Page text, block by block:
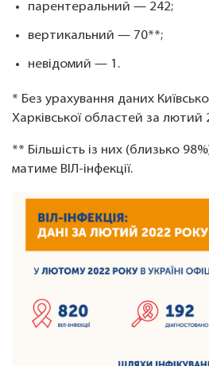
парентеральний — 242;
вертикальний — 70**;
невідомий — 1.
* Без урахування даних
Харківської областей за лютий
** Більшість із них (близько
матиме ВІЛ-інфекції.